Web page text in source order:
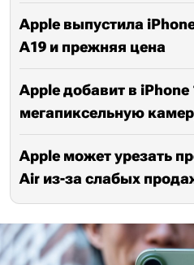
Apple выпустила
A19 и прежняя цена
Apple добавит в iPhone
мегапиксельную
Apple может урезать
Air из-за слабых